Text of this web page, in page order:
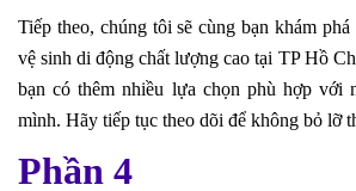
Tiếp theo, chúng tôi sẽ cùng bạn khám
vệ sinh di động chất lượng cao tại TP Hồ
bạn có thêm nhiều lựa chọn phù hợp với
mình. Hãy tiếp tục theo dõi để không bỏ lỡ
Phần 4